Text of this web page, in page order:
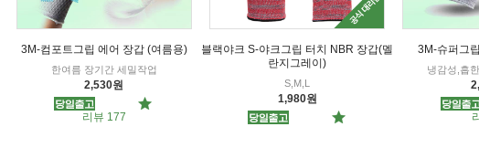
3M-컴포트그립 에어 장갑 (여름용)
한여름 장기간 세밀작업
2,530원
리뷰 177
블랙야크 S-야크그립 터치 NBR 장갑(멜
란지그레이)
S,M,L
1,980원
3M-슈퍼그
냉감성,흡